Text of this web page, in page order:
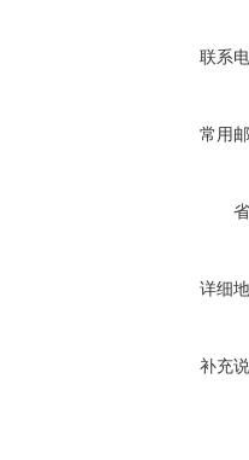
联系
常用
详细
补充